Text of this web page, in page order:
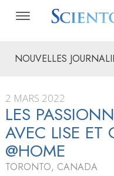
NOUVELLES
2 MARS 2022
LES
AVEC LISE ET
@HOME
TORONTO, CANADA